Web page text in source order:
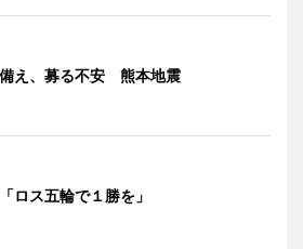
え、募る不安 熊本地震
ロス五輪で１勝を」